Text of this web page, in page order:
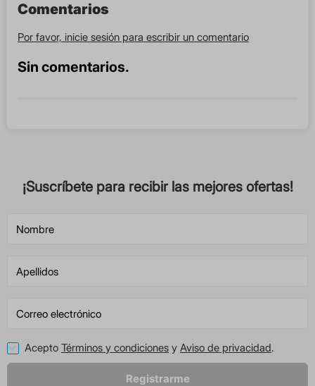
Comentarios
Por favor, inicie sesión para escribir un comentario
Sin comentarios.
¡Suscríbete para recibir las mejores ofertas!
Acepto Términos y condiciones y Aviso de privacidad.
Registrarme